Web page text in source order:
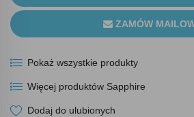
ZAMÓW
Pokaż wszystkie produkty
Więcej produktów Sapphire
Dodaj do ulubionych